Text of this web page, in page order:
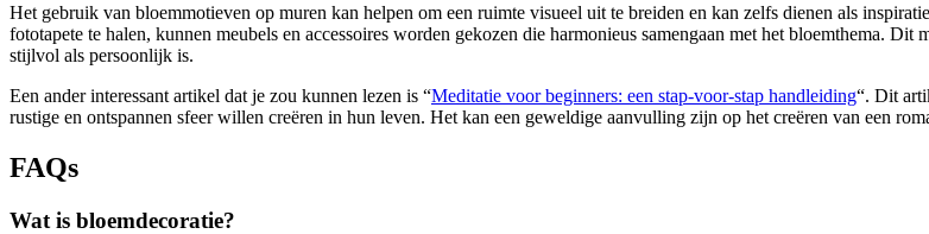
Het gebruik van bloemmotieven op muren kan helpen om een ruimte visueel uit te breiden en kan zelfs dienen als
fototapete te halen, kunnen meubels en accessoires worden gekozen die harmonieus samengaan met het bloemthema.
stijlvol als persoonlijk is.
Een ander interessant artikel dat je zou kunnen lezen is “Meditatie voor beginners: een stap-voor-stap handleiding“. Dit
rustige en ontspannen sfeer willen creëren in hun leven. Het kan een geweldige aanvulling zijn op het creëren van een
FAQs
Wat is bloemdecoratie?